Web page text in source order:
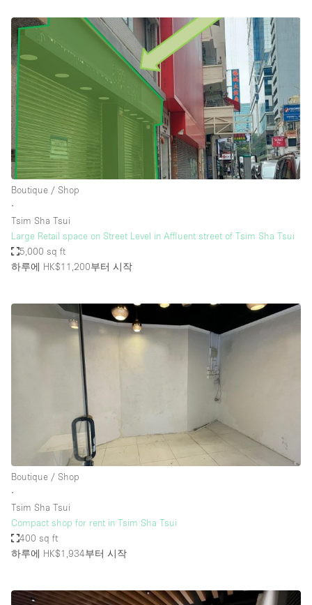
Boutique / Shop
∙
Tsim Sha Tsui
Large Retail space on Street Level in Affluent street of Tsim Sha Tsui
5,000 sq ft
하루에 HK$11,200부터 시작
Boutique / Shop
∙
Tsim Sha Tsui
Compact shop for rent in Tsim Sha Tsui
400 sq ft
하루에 HK$1,934부터 시작